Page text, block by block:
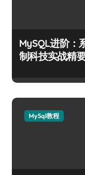
MySQL进阶：
制科技实战精
MySql教程